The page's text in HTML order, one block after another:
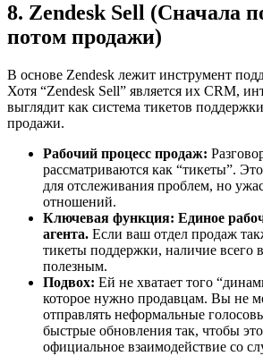
8. Zendesk Sell (Сначала
потом продажи)
В основе Zendesk лежит инструмент
Хотя “Zendesk Sell” является их CRM,
выглядит как система тикетов
продажи.
Рабочий процесс продаж:
рассматриваются как “тикеты”.
для отслеживания проблем, но
отношений.
Ключевая функция: Единое
агента. Если ваш отдел продаж
тикеты поддержки, наличие всего
полезным.
Подвох: Ей не хватает того
которое нужно продавцам. Вы не
отправлять неформальные
быстрые обновления так, чтобы
официальное взаимодействие со